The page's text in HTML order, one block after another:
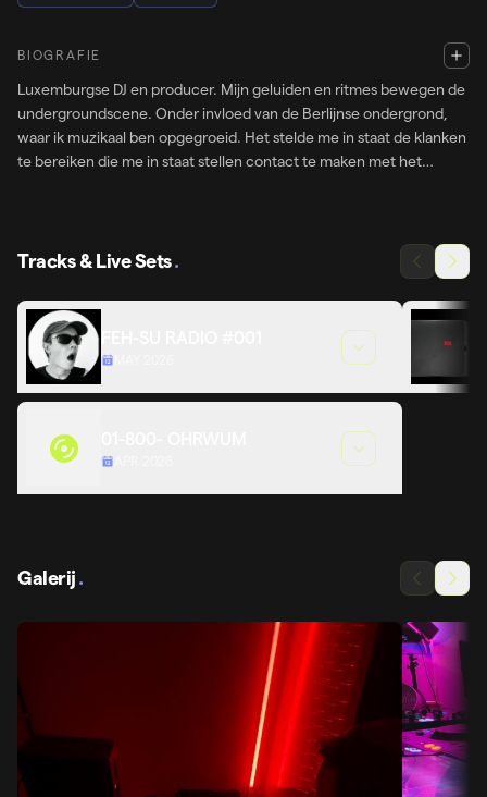
BIOGRAFIE
Luxemburgse DJ en producer. Mijn geluiden en ritmes bewegen de
undergroundscene. Onder invloed van de Berlijnse ondergrond,
waar ik muzikaal ben opgegroeid. Het stelde me in staat de klanken
te bereiken die me in staat stellen contact te maken met het
voelen en dingen wakker maken.
Tracks & Live Sets.
Galerij .